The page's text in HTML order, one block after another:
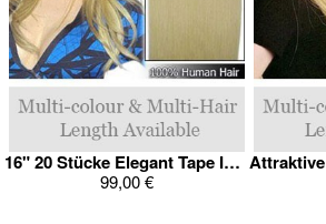
16" 20 Stücke Elegant Tape In Haarverlängerung
99,00 €